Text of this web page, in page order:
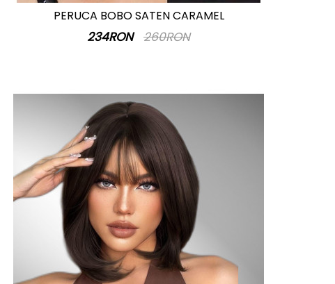
PERUCA BOBO SATEN CARAMEL
234RON 260RON